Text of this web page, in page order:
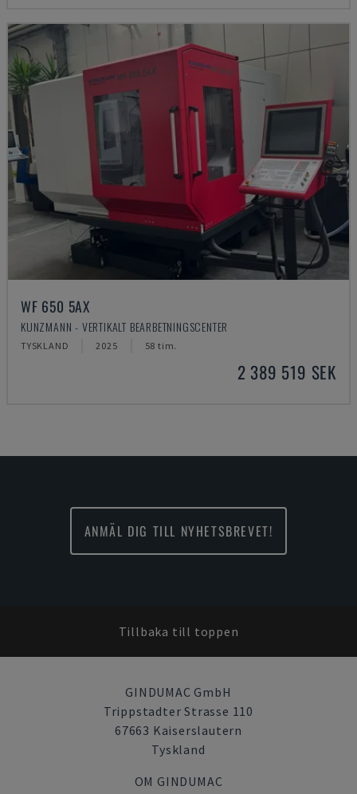
WF 650 5AX
KUNZMANN - VERTIKALT BEARBETNINGSCENTER
TYSKLAND 2025 58 tim.
2 389 519 SEK
ANMÄL DIG TILL NYHETSBREVET!
Tillbaka till toppen
GINDUMAC GmbH
Trippstadter Strasse 110
67663 Kaiserslautern
Tyskland
OM GINDUMAC